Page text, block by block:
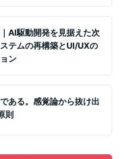
AI駆動開発を見据えた次
テムの再構築とUI/UXの
ン
ある。感覚論から抜け出
則